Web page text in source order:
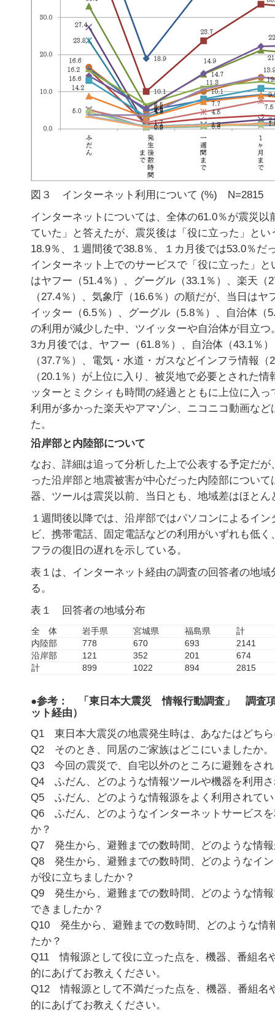
図３ インターネット利用について (%) N=2815
インターネットについては、全体の61.0％が震災以
ていた」と答えたが、震災後は「役に立った」とい
18.9％、１週間後で38.8％、１カ月後では53.0％だ
インターネット上でのサービスで「役に立った」と
はヤフー（51.4％）、グーグル（33.1％）、楽天（
（27.4％）、気象庁（16.6％）の順だが、当日はヤ
イッター（6.5％）、グーグル（5.8％）、自治体（
の利用が減少した中、ツイッターや自治体が目立つ
3カ月後では、ヤフー（61.8％）、自治体（43.1％
（37.7％）、電気・水道・ガスなどインフラ情報（
（20.1％）が上位に入り、被災地で必要とされた
ッターとミクシィも時間の経過とともに上位に入
利用が多かった楽天やアマゾン、ニコニコ動画など
た。
沿岸部と内陸部について
なお、詳細は追って分析した上で公表する予定だが
った沿岸部と地震被害が中心だった内陸部について
器、ツールは震災以前、当日とも、地域差はほとん
１週間後以降では、沿岸部ではパソコンによるイ
ビ、携帯電話、固定電話などの利用がいずれも低
フラの復旧の遅れを示している。
表１は、インターネット経由の調査の回答者の地域
る。
表１ 回答者の地域分布
全 体 岩手県 宮城県 福島県
計
内陸部
778 670 693
2141
沿岸部
121 352 201
674
計
899 1022 894 2815
●参考： 「東日本大震災 情報行動調査」 調査
ット経由）
Q1 東日本大震災の地震発生時は、あなたはどち
Q2 そのとき、同居のご家族はどこにいましたか。
Q3 今回の震災で、自宅以外のところに避難をさ
Q4 ふだん、どのような情報ツールや機器を利用
Q5 ふだん、どのような情報源をよく利用されて
Q6 ふだん、どのようなインターネットサービス
か？
Q7 発生から、避難までの数時間、どのような情
Q8 発生から、避難までの数時間、どのようなイ
が役に立ちましたか？
Q9 発生から、避難までの数時間、どのような情
できましたか？
Q10 発生から、避難までの数時間、どのような情
たか？
Q11 情報源として役に立った点を、機器、番組名
的にあげてお教えください。
Q12 情報源として不満だった点を、機器、番組名
的にあげてお教えください。